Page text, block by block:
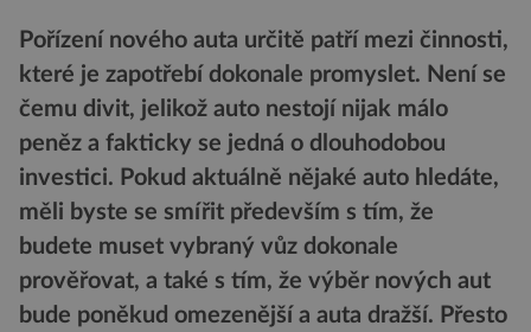
Pořízení nového auta určitě patří mezi činnosti,
které je zapotřebí dokonale promyslet. Není se
čemu divit, jelikož auto nestojí nijak málo
peněz a fakticky se jedná o dlouhodobou
investici. Pokud aktuálně nějaké auto hledáte,
měli byste se smířit především s tím, že
budete muset vybraný vůz dokonale
prověřovat, a také s tím, že výběr nových aut
bude poněkud omezenější a auta dražší. Přesto